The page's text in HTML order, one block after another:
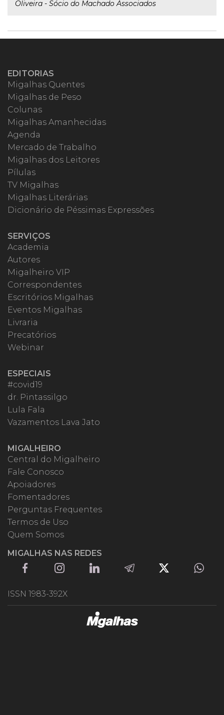
Oliveira - Sócio do Machado Associados
EDITORIAS
Migalhas Quentes
Migalhas de Peso
Colunas
Migalhas Amanhecidas
Agenda
Mercado de Trabalho
Migalhas dos Leitores
Pílulas
TV Migalhas
Migalhas Literárias
Dicionário de Péssimas Expressões
SERVIÇOS
Academia
Autores
Migalheiro VIP
Correspondentes
Escritórios Migalhas
Eventos Migalhas
Livraria
Precatórios
Webinar
ESPECIAIS
#covid19
dr. Pintassilgo
Lula Fala
Vazamentos Lava Jato
MIGALHEIRO
Central do Migalheiro
Fale Conosco
Apoiadores
Fomentadores
Perguntas Frequentes
Termos de Uso
Quem Somos
MIGALHAS NAS REDES
ISSN 1983-392X